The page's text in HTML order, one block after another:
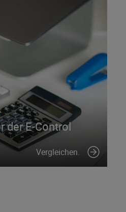
der E-Control
Vergleichen.